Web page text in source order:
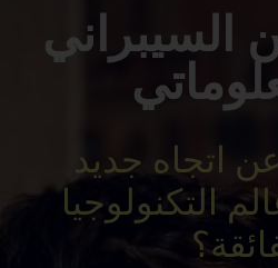
السيبراني
اتجاه جديد
التكنولوجيا